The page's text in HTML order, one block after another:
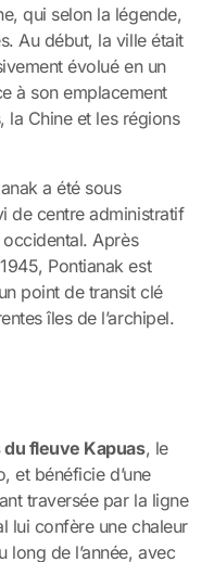
qui selon la légende,
Au début, la ville était
évolué en un
à son emplacement
la Chine et les régions
a été sous
de centre administratif
Après
Pontianak est
point de transit clé
îles de l’archipel.
fleuve Kapuas, le
et bénéficie d’une
traversée par la ligne
lui confère une chaleur
long de l’année, avec